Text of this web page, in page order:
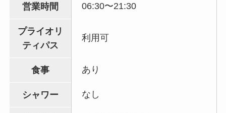
営業時間 06:30〜21:30
プライオリ
ティパス
利用可
食事 あり
シャワー なし